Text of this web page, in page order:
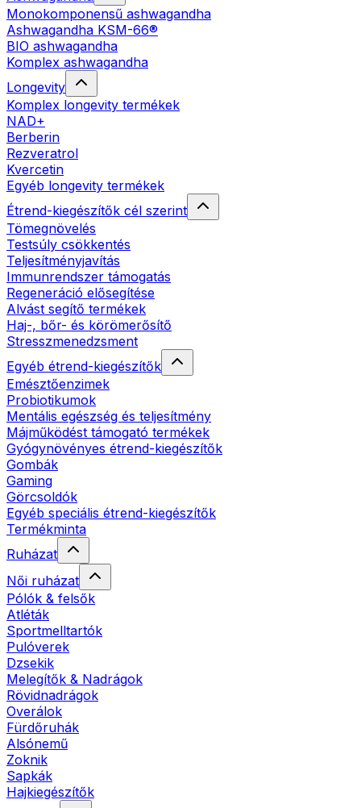
Monokomponensű ashwagandha
Ashwagandha KSM-66®
BIO ashwagandha
Komplex ashwagandha
Longevity
Komplex longevity termékek
NAD+
Berberin
Rezveratrol
Kvercetin
Egyéb longevity termékek
Étrend-kiegészítők cél szerint
Tömegnövelés
Testsúly csökkentés
Teljesítményjavítás
Immunrendszer támogatás
Regeneráció elősegítése
Alvást segítő termékek
Haj-, bőr- és körömerősítő
Stresszmenedzsment
Egyéb étrend-kiegészítők
Emésztőenzimek
Probiotikumok
Mentális egészség és teljesítmény
Májműködést támogató termékek
Gyógynövényes étrend-kiegészítők
Gombák
Gaming
Görcsoldók
Egyéb speciális étrend-kiegészítők
Termékminta
Ruházat
Női ruházat
Pólók & felsők
Atléták
Sportmelltartók
Pulóverek
Dzsekik
Melegítők & Nadrágok
Rövidnadrágok
Overálok
Fürdőruhák
Alsónemű
Zoknik
Sapkák
Hajkiegészítők